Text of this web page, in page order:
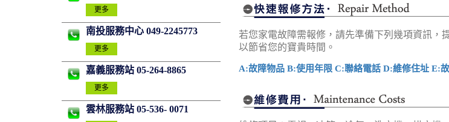
更多
南投服務中心 049-2245773
更多
嘉義服務站 05-264-8865
更多
雲林服務站 05-536- 0071
若您家電故障需報修，請先準備下列幾項資訊，
以節省您的寶貴時間。
A:故障物品 B:使用年限 C:聯絡電話 D:維修住址 E: